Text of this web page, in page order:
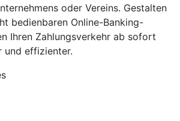
oder Vereins. Gestalten
bedienbaren Online-Banking-
Ihren Zahlungsverkehr ab sofort
und effizienter.